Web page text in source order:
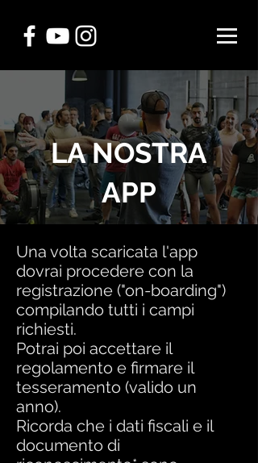
LA NOSTRA
APP
Una volta scaricata l'app
dovrai procedere con la
registrazione ("on-boarding")
compilando tutti i campi
richiesti.
Potrai poi accettare il
regolamento e firmare il
tesseramento (valido un
anno).
Ricorda che i dati fiscali e il
documento di